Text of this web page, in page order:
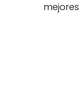
mejores